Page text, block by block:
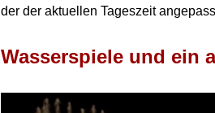
der der aktuellen Tageszeit
Wasserspiele und ein